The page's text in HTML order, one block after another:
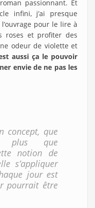
passionnant. Et
infini, j’ai presque
pour le lire à
roses et profiter des
odeur de violette et
aussi ça le pouvoir
envie de ne pas les
concept, que
plus que
notion de
s’appliquer
jour est
pourrait être